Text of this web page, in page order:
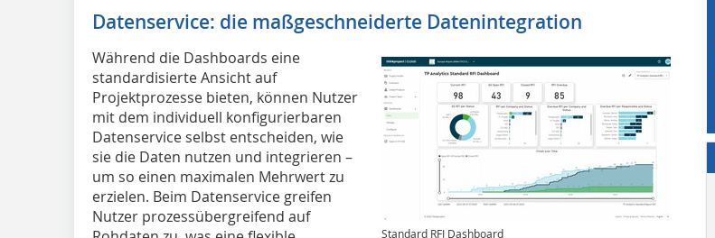
Datenservice: die maßgeschneiderte Datenintegration
Standard RFI Dashboard
Während die Dashboards eine
standardisierte Ansicht auf
Projektprozesse bieten, können Nutzer
mit dem individuell konfigurierbaren
Datenservice selbst entscheiden, wie
sie die Daten nutzen und integrieren –
um so einen maximalen Mehrwert zu
erzielen. Beim Datenservice greifen
Nutzer prozessübergreifend auf